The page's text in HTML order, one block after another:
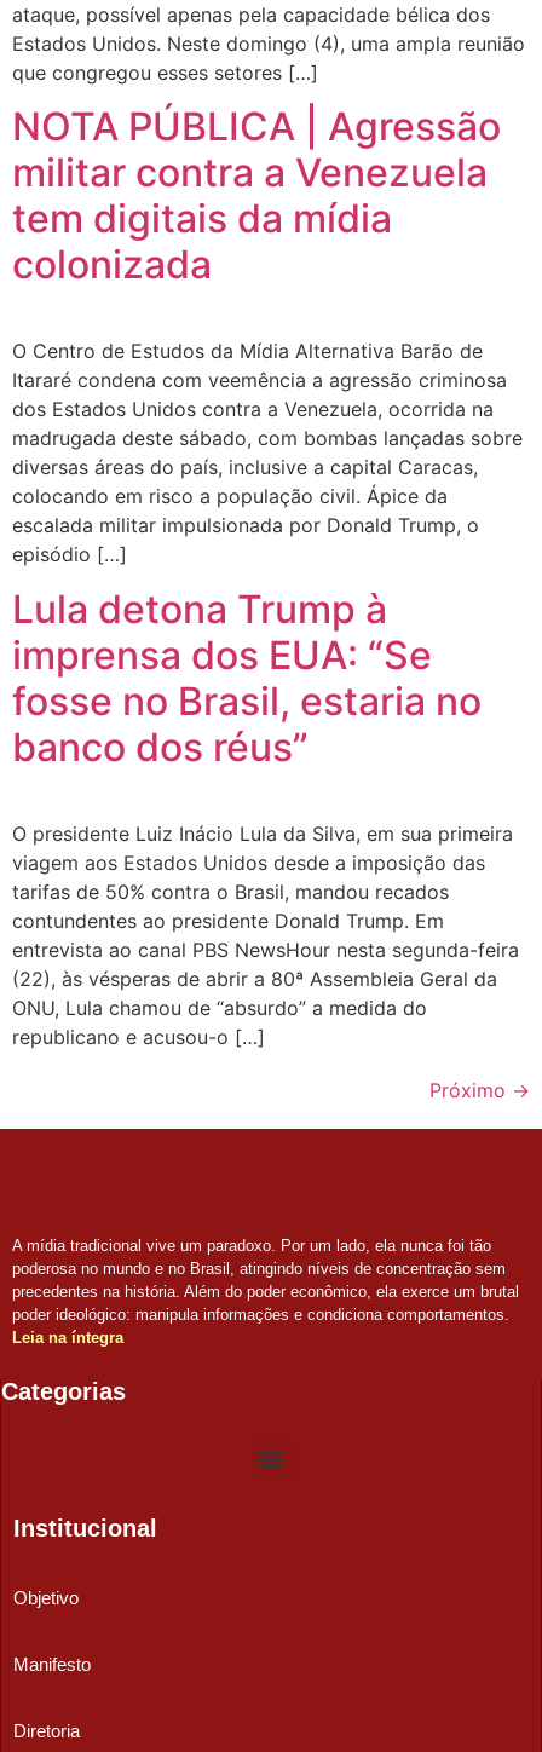
ataque, possível apenas pela capacidade bélica dos
Estados Unidos. Neste domingo (4), uma ampla reunião
que congregou esses setores […]
NOTA PÚBLICA | Agressão
militar contra a Venezuela
tem digitais da mídia
colonizada
O Centro de Estudos da Mídia Alternativa Barão de
Itararé condena com veemência a agressão criminosa
dos Estados Unidos contra a Venezuela, ocorrida na
madrugada deste sábado, com bombas lançadas sobre
diversas áreas do país, inclusive a capital Caracas,
colocando em risco a população civil. Ápice da
escalada militar impulsionada por Donald Trump, o
episódio […]
Lula detona Trump à
imprensa dos EUA: “Se
fosse no Brasil, estaria no
banco dos réus”
O presidente Luiz Inácio Lula da Silva, em sua primeira
viagem aos Estados Unidos desde a imposição das
tarifas de 50% contra o Brasil, mandou recados
contundentes ao presidente Donald Trump. Em
entrevista ao canal PBS NewsHour nesta segunda-feira
(22), às vésperas de abrir a 80ª Assembleia Geral da
ONU, Lula chamou de “absurdo” a medida do
republicano e acusou-o […]
Próximo →
A mídia tradicional vive um paradoxo. Por um lado, ela nunca foi tão
poderosa no mundo e no Brasil, atingindo níveis de concentração sem
precedentes na história. Além do poder econômico, ela exerce um brutal
poder ideológico: manipula informações e condiciona comportamentos.
Leia na íntegra
Categorias
Institucional
Objetivo
Manifesto
Diretoria